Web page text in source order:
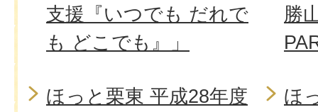
支援『いつでも だれで
も どこでも』」
勝
ほっと栗東 平成28年度
ほ